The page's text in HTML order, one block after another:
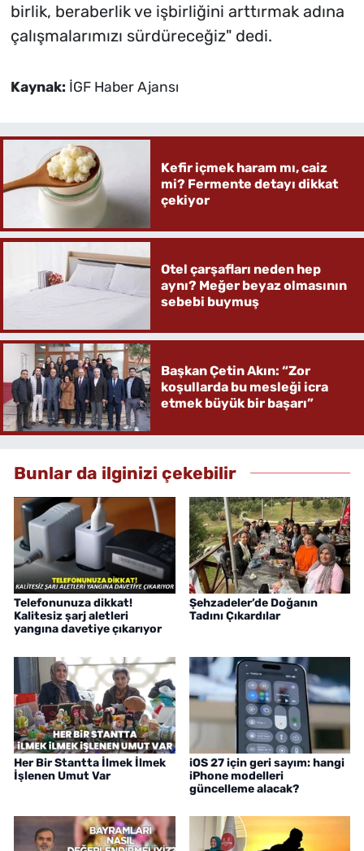
birlik, beraberlik ve işbirliğini arttırmak adına
çalışmalarımızı sürdüreceğiz" dedi.
Kaynak: İGF Haber Ajansı
Kefir içmek haram mı, caiz
mi? Fermente detayı dikkat
çekiyor
Otel çarşafları neden hep
aynı? Meğer beyaz olmasının
sebebi buymuş
Başkan Çetin Akın: “Zor
koşullarda bu mesleği icra
etmek büyük bir başarı”
Bunlar da ilginizi çekebilir
Telefonunuza dikkat!
Kalitesiz şarj aletleri
yangına davetiye çıkarıyor
Şehzadeler’de Doğanın
Tadını Çıkardılar
Her Bir Stantta İlmek İlmek
İşlenen Umut Var
iOS 27 için geri sayım: hangi
iPhone modelleri
güncelleme alacak?